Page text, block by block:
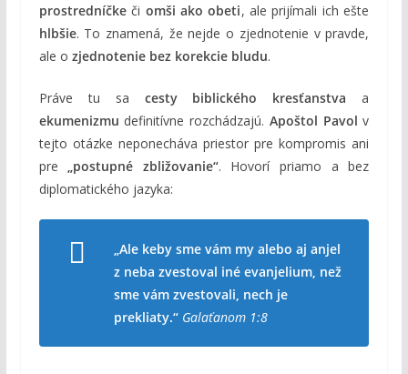
prostredníčkeči omši ako obeti, ale prijímali ich ešte
hlbšie. To znamená, že nejde o zjednotenie v pravde,
ale o zjednotenie bez korekcie bludu.
Práve tu sa cesty biblického kresťanstva a
ekumenizmu definitívne rozchádzajú. Apoštol Pavol v
tejto otázke neponecháva priestor pre kompromis ani
pre„postupné zbližovanie“. Hovorí priamo a bez
diplomatického jazyka:
„Ale keby sme vám my alebo aj anjel
z neba zvestoval iné evanjelium, než
sme vám zvestovali, nech je
prekliaty.“ Galaťanom 1:8